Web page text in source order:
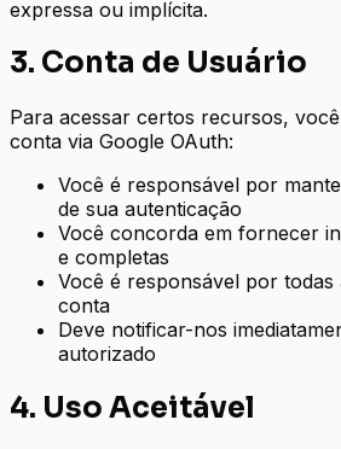
expressa ou implícita.
3. Conta de Usuário
Para acessar certos recursos,
conta via Google OAuth:
Você é responsável por
de sua autenticação
Você concorda em fornecer
e completas
Você é responsável por todas
conta
Deve notificar-nos
autorizado
4. Uso Aceitável